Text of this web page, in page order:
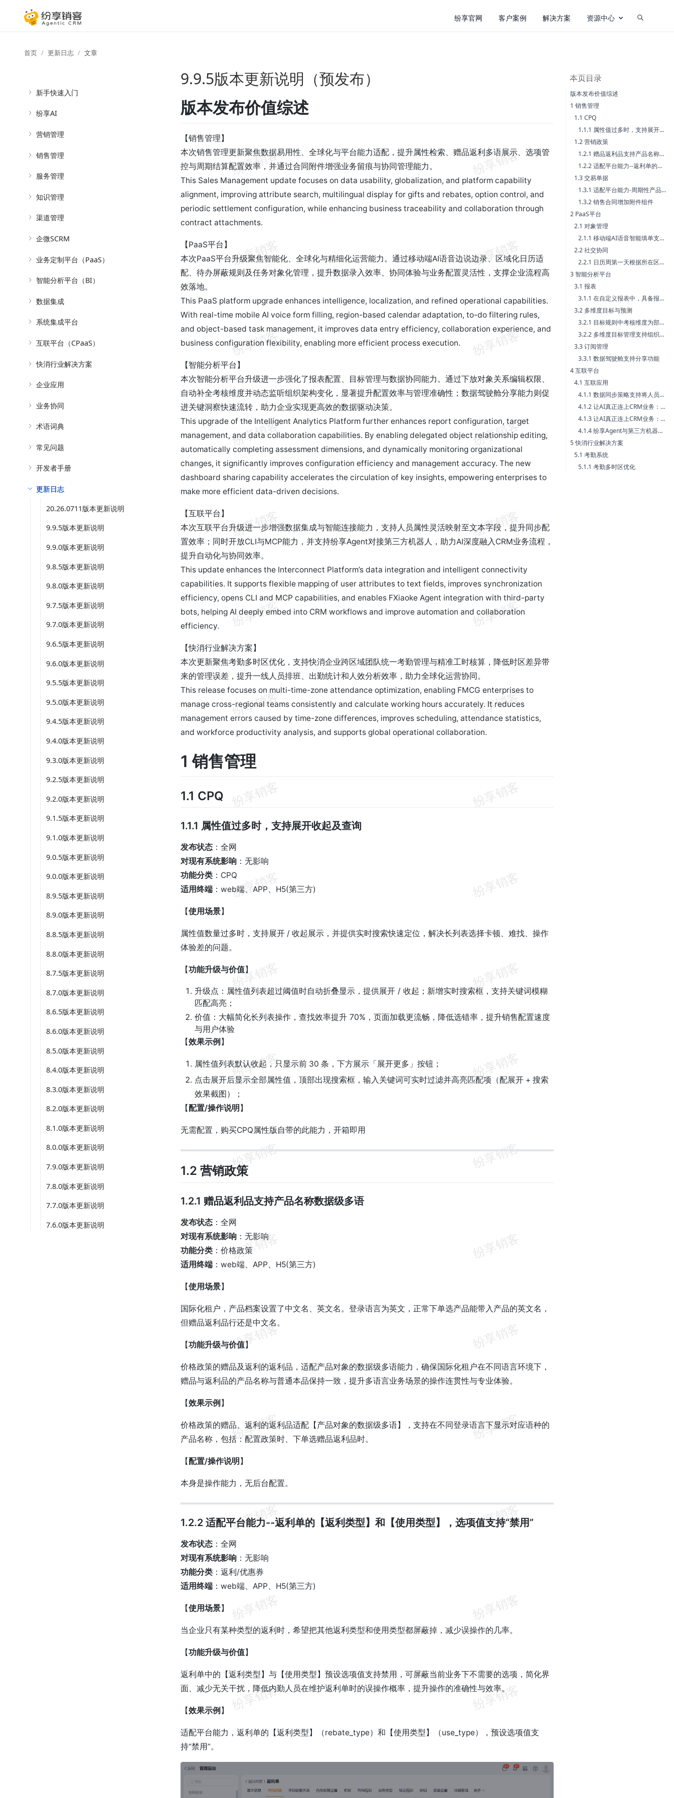
纷享官网 客户案例 解决方案 资源中心
首页 更新日志 文章
新手快速入门
纷享AI
营销管理
销售管理
服务管理
知识管理
渠道管理
企微SCRM
业务定制平台（PaaS）
智能分析平台（BI）
数据集成
系统集成平台
互联平台（CPaaS）
快消行业解决方案
企业应用
业务协同
术语词典
常见问题
开发者手册
更新日志
20.26.0711版本更新说明
9.9.5版本更新说明
9.9.0版本更新说明
9.8.5版本更新说明
9.8.0版本更新说明
9.7.5版本更新说明
9.7.0版本更新说明
9.6.5版本更新说明
9.6.0版本更新说明
9.5.5版本更新说明
9.5.0版本更新说明
9.4.5版本更新说明
9.4.0版本更新说明
9.3.0版本更新说明
9.2.5版本更新说明
9.2.0版本更新说明
9.1.5版本更新说明
9.1.0版本更新说明
9.0.5版本更新说明
9.0.0版本更新说明
8.9.5版本更新说明
8.9.0版本更新说明
8.8.5版本更新说明
8.8.0版本更新说明
8.7.5版本更新说明
8.7.0版本更新说明
8.6.5版本更新说明
8.6.0版本更新说明
8.5.0版本更新说明
8.4.0版本更新说明
8.3.0版本更新说明
8.2.0版本更新说明
8.1.0版本更新说明
8.0.0版本更新说明
7.9.0版本更新说明
7.8.0版本更新说明
7.7.0版本更新说明
7.6.0版本更新说明
9.9.5版本更新说明（预发布）
版本发布价值综述
【销售管理】
本次销售管理更新聚焦数据易用性、全球化与平台能力适配，提升属性检索、赠品返利多语展示、选项管
控与周期结算配置效率，并通过合同附件增强业务留痕与协同管理能力。
This Sales Management update focuses on data usability, globalization, and platform capability
alignment, improving attribute search, multilingual display for gifts and rebates, option control, and
periodic settlement configuration, while enhancing business traceability and collaboration through
contract attachments.
【PaaS平台】
本次PaaS平台升级聚焦智能化、全球化与精细化运营能力。通过移动端AI语音边说边录、区域化日历适
配、待办屏蔽规则及任务对象化管理，提升数据录入效率、协同体验与业务配置灵活性，支撑企业流程高
效落地。
This PaaS platform upgrade enhances intelligence, localization, and refined operational capabilities.
With real-time mobile AI voice form filling, region-based calendar adaptation, to-do filtering rules,
and object-based task management, it improves data entry efficiency, collaboration experience, and
business configuration flexibility, enabling more efficient process execution.
【智能分析平台】
本次智能分析平台升级进一步强化了报表配置、目标管理与数据协同能力。通过下放对象关系编辑权限、
自动补全考核维度并动态监听组织架构变化，显著提升配置效率与管理准确性；数据驾驶舱分享能力则促
进关键洞察快速流转，助力企业实现更高效的数据驱动决策。
This upgrade of the Intelligent Analytics Platform further enhances report configuration, target
management, and data collaboration capabilities. By enabling delegated object relationship editing,
automatically completing assessment dimensions, and dynamically monitoring organizational
changes, it significantly improves configuration efficiency and management accuracy. The new
dashboard sharing capability accelerates the circulation of key insights, empowering enterprises to
make more efficient data-driven decisions.
【互联平台】
本次互联平台升级进一步增强数据集成与智能连接能力，支持人员属性灵活映射至文本字段，提升同步配
置效率；同时开放CLI与MCP能力，并支持纷享Agent对接第三方机器人，助力AI深度融入CRM业务流程，
提升自动化与协同效率。
This update enhances the Interconnect Platform’s data integration and intelligent connectivity
capabilities. It supports flexible mapping of user attributes to text fields, improves synchronization
efficiency, opens CLI and MCP capabilities, and enables FXiaoke Agent integration with third-party
bots, helping AI deeply embed into CRM workflows and improve automation and collaboration
efficiency.
【快消行业解决方案】
本次更新聚焦考勤多时区优化，支持快消企业跨区域团队统一考勤管理与精准工时核算，降低时区差异带
来的管理误差，提升一线人员排班、出勤统计和人效分析效率，助力全球化运营协同。
This release focuses on multi-time-zone attendance optimization, enabling FMCG enterprises to
manage cross-regional teams consistently and calculate working hours accurately. It reduces
management errors caused by time-zone differences, improves scheduling, attendance statistics,
and workforce productivity analysis, and supports global operational collaboration.
1 销售管理
1.1 CPQ
1.1.1 属性值过多时，支持展开收起及查询
发布状态 ：全网
对现有系统影响 ：无影响
功能分类 ：CPQ
适用终端 ：web端、APP、H5(第三方)
【使用场景】
属性值数量过多时，支持展开 / 收起展示，并提供实时搜索快速定位，解决长列表选择卡顿、难找、操作
体验差的问题。
【功能升级与价值】
升级点：属性值列表超过阈值时自动折叠显示，提供展开 / 收起；新增实时搜索框，支持关键词模糊
匹配高亮；
价值：大幅简化长列表操作，查找效率提升 70%，页面加载更流畅，降低选错率，提升销售配置速度
与用户体验
【效果示例 】
属性值列表默认收起，只显示前 30 条，下方展示「展开更多」按钮；
点击展开后显示全部属性值，顶部出现搜索框，输入关键词可实时过滤并高亮匹配项（配展开 + 搜索
效果截图）；
【配置/操作说明 】
无需配置，购买CPQ属性版自带的此能力，开箱即用
1.2 营销政策
1.2.1 赠品返利品支持产品名称数据级多语
发布状态 ：全网
对现有系统影响 ：无影响
功能分类 ：价格政策
适用终端 ：web端、APP、H5(第三方)
【使用场景】
国际化租户，产品档案设置了中文名、英文名。登录语言为英文，正常下单选产品能带入产品的英文名，
但赠品返利品行还是中文名。
【功能升级与价值】
价格政策的赠品及返利的返利品，适配产品对象的数据级多语能力，确保国际化租户在不同语言环境下，
赠品与返利品的产品名称与普通本品保持一致，提升多语言业务场景的操作连贯性与专业体验。
【效果示例 】
价格政策的赠品、返利的返利品适配【产品对象的数据级多语】，支持在不同登录语言下显示对应语种的
产品名称，包括：配置政策时、下单选赠品返利品时。
【配置/操作说明 】
本身是操作能力，无后台配置。
1.2.2 适配平台能力--返利单的【返利类型】和【使用类型】，选项值支持“禁用”
发布状态 ：全网
对现有系统影响 ：无影响
功能分类 ：返利/优惠券
适用终端 ：web端、APP、H5(第三方)
【使用场景】
当企业只有某种类型的返利时，希望把其他返利类型和使用类型都屏蔽掉，减少误操作的几率。
【功能升级与价值】
返利单中的【返利类型】与【使用类型】预设选项值支持禁用，可屏蔽当前业务下不需要的选项，简化界
面、减少无关干扰，降低内勤人员在维护返利单时的误操作概率，提升操作的准确性与效率。
【效果示例 】
适配平台能力，返利单的【返利类型】（rebate_type）和【使用类型】（use_type），预设选项值支
持“禁用”。
本页目录
版本发布价值综述
1 销售管理
1.1 CPQ
1.1.1 属性值过多时，支持展开收起及查询
1.2 营销政策
1.2.1 赠品返利品支持产品名称数据级多语
1.2.2 适配平台能力--返利单的【返利类型】和【使用类型】，选项值支持“禁用”
1.3 交易单据
1.3.1 适配平台能力-周期性产品的【每期标准结算金额】支持设置公式
1.3.2 销售合同增加附件组件
2 PaaS平台
2.1 对象管理
2.1.1 移动端AI语音智能填单支持“边说边录”
2.2 社交协同
2.2.1 日历周第一天根据所在区域适配规则
3 智能分析平台
3.1 报表
3.1.1 在自定义报表中，具备报表编辑权限的用户可直接修改对象关系，不再仅限报表管理员或CRM管理员操作
3.2 多维度目标与预测
3.2.1 目标规则中考核维度为部门或人员时，根据适用部门自动增加考核维度值
3.2.2 多维度目标管理支持组织架构动态监听
3.3 订阅管理
3.3.1 数据驾驶舱支持分享功能
4 互联平台
4.1 互联应用
4.1.1 数据同步策略支持将人员字段的属性映射到文本字段，例如：负责人手机、负责人姓名。
4.1.2 让AI真正连上CRM业务：纷享销客 CLI 已开放
4.1.3 让AI真正连上CRM业务：纷享销客开放MCP
4.1.4 纷享Agent与第三方机器人对接
5 快消行业解决方案
5.1 考勤系统
5.1.1 考勤多时区优化